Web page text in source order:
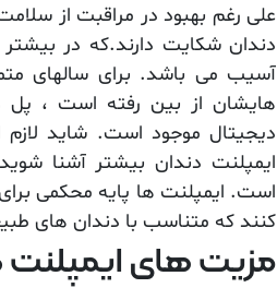
علی رغم بهبود در مراقبت از
دندان شکایت دارند.که در بیشتر
آسیب می باشد. برای سالهای
هایشان از بین رفته است ، پل
دیجیتالموجود است. شاید لازم
ایمپلنت دندان بیشتر آشنا
است. ایمپلنت ها پایه محکمی
کنند که متناسب با دندان های
مزیت های